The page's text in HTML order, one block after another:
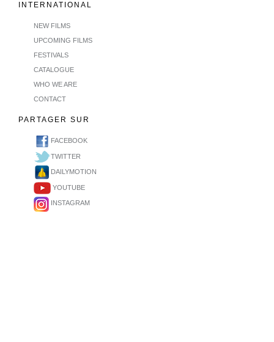
INTERNATIONAL
NEW FILMS
UPCOMING FILMS
FESTIVALS
CATALOGUE
WHO WE ARE
CONTACT
PARTAGER SUR
FACEBOOK
TWITTER
DAILYMOTION
YOUTUBE
INSTAGRAM